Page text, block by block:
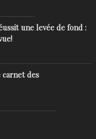
une levée de fond :
carnet des